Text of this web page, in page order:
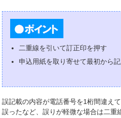
二重線を引いて訂正印を押す
申込用紙を取り寄せて最初から記
誤記載の内容が電話番号を1桁間違え
誤ったなど、誤りが軽微な場合は二重